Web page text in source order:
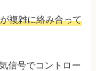
複雑に絡み合って
信号でコントロー